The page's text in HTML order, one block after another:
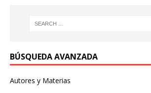
BÚSQUEDA AVANZADA
Autores y Materias